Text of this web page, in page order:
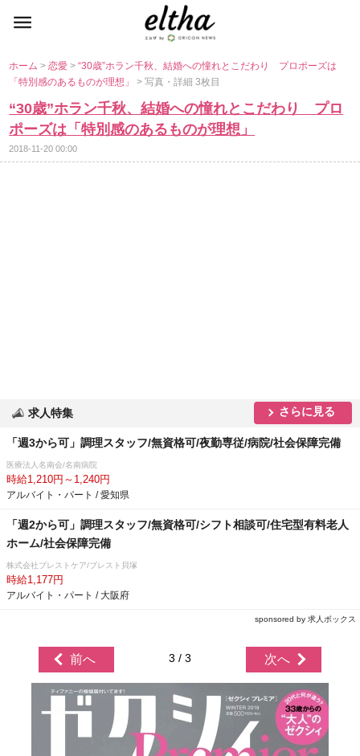
ホーム>恋愛>“30歳”ホラン千秋、結婚への憧れとこだわり プロポーズは
「特別感のあるものが理想」> 写真・詳細 3枚目
“30歳”ホラン千秋、結婚への憧れとこだわり プロ
ポーズは「特別感のあるものが理想」
2018-11-20 00:00
求人特集 さらに見る
「週3から可」調理スタッフ/無資格可/夜勤専従/病院/社会保障完備
医療法人名南会/名南病院
時給1,210円～1,240円
アルバイト・パート / 愛知県
「週2から可」調理スタッフ/無資格可/シフト相談可/住宅型有料老人
ホーム/社会保障完備
株式会社ブレストケア/ブレスト貝塚
時給1,177円
アルバイト・パート / 大阪府
sponsored by 求人ボックス
前へ 3 / 3 次へ